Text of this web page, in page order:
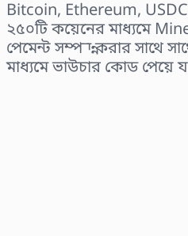
Bitcoin, Ethereum,
২৫০টি কয়েনের মাধ্যমে
পেমেন্ট সম্পন্ন করার সাথে
মাধ্যমে ভাউচার কোড পেয়ে